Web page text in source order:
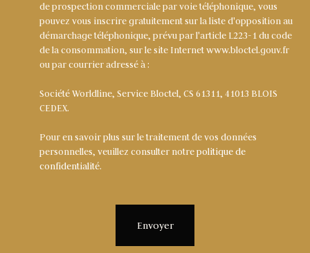
de prospection commerciale par voie téléphonique, vous
pouvez vous inscrire gratuitement sur la liste d'opposition au
démarchage téléphonique, prévu par l'article L223-1 du code
de la consommation, sur le site Internet www.bloctel.gouv.fr
ou par courrier adressé à :
Société Worldline, Service Bloctel, CS 61311, 41013 BLOIS
CEDEX.
Pour en savoir plus sur le traitement de vos données
personnelles, veuillez consulter notrepolitique de
confidentialité.
Envoyer